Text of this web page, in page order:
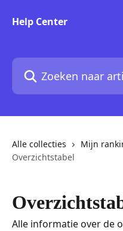
Help Center
Zoeken naar artikelen ...
Alle collecties Mijn
Overzichtstabel
Alle informatie over de